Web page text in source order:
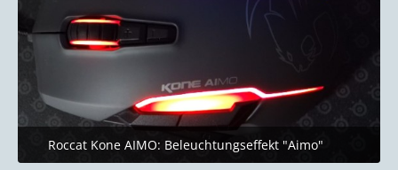
Roccat Kone AIMO: Beleuchtungseffekt "Aimo"
8. September 2018 um 14:19